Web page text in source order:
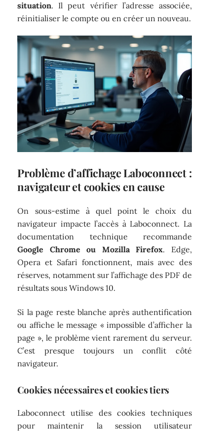
situation. Il peut vérifier l’adresse associée,
réinitialiser le compte ou en créer un nouveau.
Problème d’affichage Laboconnect :
navigateur et cookies en cause
On sous-estime à quel point le choix du
navigateur impacte l’accès à Laboconnect. La
documentation technique recommande
Google Chrome ou Mozilla Firefox. Edge,
Opera et Safari fonctionnent, mais avec des
réserves, notamment sur l’affichage des PDF de
résultats sous Windows 10.
Si la page reste blanche après authentification
ou affiche le message « impossible d’afficher la
page », le problème vient rarement du serveur.
C’est presque toujours un conflit côté
navigateur.
Cookies nécessaires et cookies tiers
Laboconnect utilise des cookies techniques
pour maintenir la session utilisateur